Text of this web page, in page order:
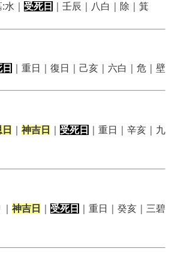
水｜ 受死日 ｜壬辰｜八白｜除｜箕
｜重日｜復日｜己亥｜六白｜危｜壁
神吉日 受死日
｜重日｜辛亥｜九
神吉日 受死日
｜重日｜癸亥｜三碧